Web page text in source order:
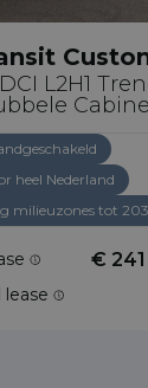
L2H1
Cabine
heel Nederland
milieuzones tot
€
lease